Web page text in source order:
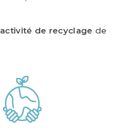
activité de recyclage de